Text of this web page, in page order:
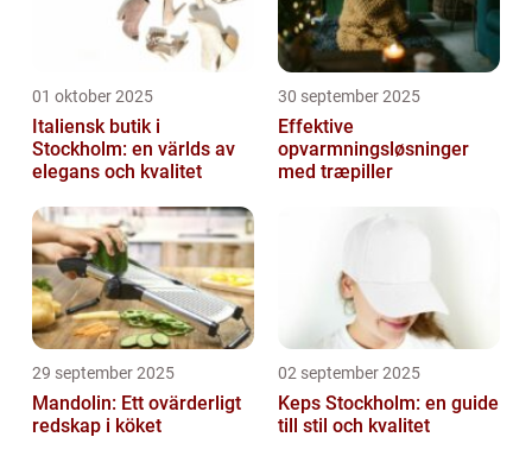
01 oktober 2025
Italiensk butik i
Stockholm: en världs av
elegans och kvalitet
30 september 2025
Effektive
opvarmningsløsninger
med træpiller
29 september 2025
Mandolin: Ett ovärderligt
redskap i köket
02 september 2025
Keps Stockholm: en guide
till stil och kvalitet